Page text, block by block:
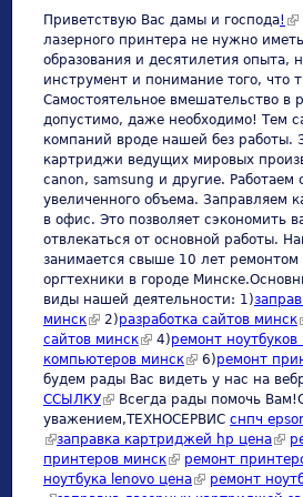
Приветствую Вас дамы и господа!
лазерного принтера не нужно
образования и десятилетия опыта,
инструмент и понимание того, что
Самостоятельное вмешательство в
допустимо, даже необходимо! Тем
компаний вроде нашей без работы.
картриджи ведущих мировых
canon, samsung и другие. Работаем
увеличенного объема. Заправляем
в офис. Это позволяет сэкономить
отвлекаться от основной работы.
занимается свыше 10 лет
оргтехники в городе
виды нашей деятельности: 1)
минск(link is external)
2)разработка сайтов минск
сайтов минск(link is external)
4)ремонт ноутбуков
компьютеров минск(link is external)
6)ремонт
будем рады Вас видеть у нас на
ССЫЛКУ(link is external)
Всегда рады помочь
уважением,ТЕХНОСЕРВИC снпч
(link is external)
заправка картриджей hp цена
принтеров минск(link is external)
ремонт
ноутбука lenovo цена(link is external)
ремонт